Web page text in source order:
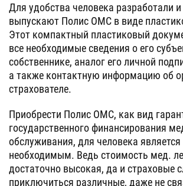
Для удобства человека разработали
выпускают Полис ОМС в виде
Этот компактный пластиковый
все необходимые сведения о его
собственнике, аналог его личной
а также контактную информацию об
страхователе.
Приобрести Полис ОМС, как вид
государственного финансирования
обслуживания, для человека является
необходимым. Ведь стоимость мед.
достаточно высокая, да и страховые
приключиться различные, даже не